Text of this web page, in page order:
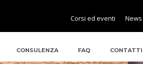
Corsi ed eventi News
CONSULENZA FAQ CONTATTI